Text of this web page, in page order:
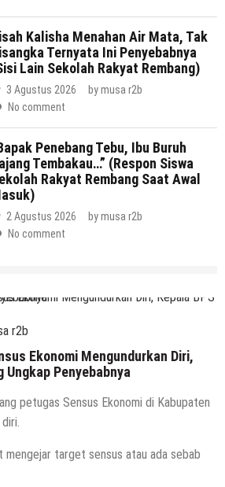
Kalisha Menahan Air Mata, Tak
Ternyata Ini Penyebabnya
Lain Sekolah Rakyat Rembang)
3 Agustus 2026 bymusa r2b
No comment
Penebang Tebu, Ibu Buruh
Tembakau…” (Respon Siswa
Rakyat Rembang Saat Awal
2 Agustus 2026 bymusa r2b
No comment
r2b
Ekonomi Mengundurkan Diri,
Ungkap Penyebabnya
petugas Sensus Ekonomi di Kabupaten
mengejar target sensus atau ada sebab